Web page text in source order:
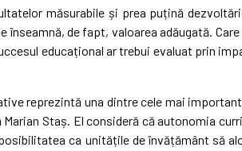
măsurabile și prea puțină
de fapt, valoarea adăugată.
educațional ar trebui evaluat prin
reprezintă una dintre cele mai
Staș. El consideră că autonomia
ca unitățile de învățământ să